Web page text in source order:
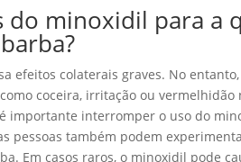
do minoxidil para a
efeitos colaterais graves. No
coceira, irritação ou vermelhidão
importante interromper o uso do
pessoas também podem
Em casos raros, o minoxidil pode